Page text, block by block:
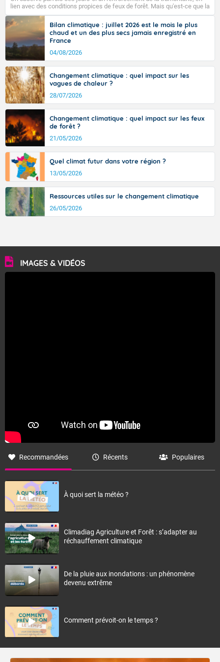
Sud-Ouest. Les 30 degrés seront de nouveau dépassés
sur la quasi-totalité du pays, hors côtes de Manche,
avec 34 à 38 degrés dans le sud du pays et même
localement 38 ou 39 sur Midi-Pyrénées, et 39 à 40
dans le Gard.
Fermer
lien avec des conditions propices de feux de forêt. Mais qu'est-ce que la
tramontane ? Quelles sont ses caractéristiques ? La tramontane est un
vent turbulent soufflant de secteur nord-ouest à nord, ou ouest à nord-
ouest, dans un secteur qui part du Roussillon à la vallée de l’Aude et à
l’ouest de l’Hérault. L’étymologie de ce vent vient du latin trasmontanus,
signifiant au-delà des monts, en allusion aux régions montagneuses
d’où provient ce vent.
Bilan climatique : juillet 2026 est le mois le plus
chaud et un des plus secs jamais enregistré en
France
04/08/2026
Changement climatique : quel impact sur les
vagues de chaleur ?
28/07/2026
Changement climatique : quel impact sur les feux
de forêt ?
21/05/2026
Quel climat futur dans votre région ?
13/05/2026
Ressources utiles sur le changement climatique
26/05/2026
IMAGES & VIDÉOS
Recommandées Récents Populaires
À quoi sert la météo ?
Climadiag Agriculture et Forêt : s’adapter au
réchauffement climatique
De la pluie aux inondations : un phénomène
devenu extrême
Comment prévoit-on le temps ?